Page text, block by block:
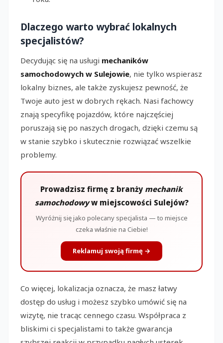
Dlaczego warto wybrać lokalnych
specjalistów?
Decydując się na usługi mechaników
samochodowych w Sulejowie, nie tylko wspierasz
lokalny biznes, ale także zyskujesz pewność, że
Twoje auto jest w dobrych rękach. Nasi fachowcy
znają specyfikę pojazdów, które najczęściej
poruszają się po naszych drogach, dzięki czemu są
w stanie szybko i skutecznie rozwiązać wszelkie
problemy.
Prowadzisz firmę z branży mechanik
samochodowyw miejscowości Sulejów?
Wyróżnij się jako polecany specjalista — to miejsce
czeka właśnie na Ciebie!
Reklamuj swoją firmę →
Co więcej, lokalizacja oznacza, że masz łatwy
dostęp do usług i możesz szybko umówić się na
wizytę, nie tracąc cennego czasu. Współpraca z
bliskimi ci specjalistami to także gwarancja